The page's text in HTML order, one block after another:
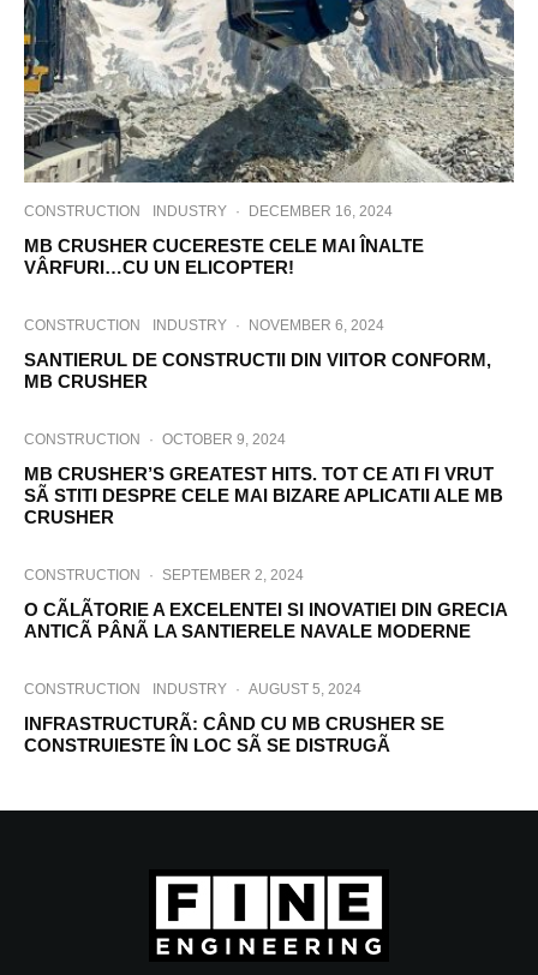
CONSTRUCTION INDUSTRY · DECEMBER 16, 2024
MB CRUSHER CUCERESTE CELE MAI ÎNALTE
VÂRFURI…CU UN ELICOPTER!
CONSTRUCTION INDUSTRY · NOVEMBER 6, 2024
SANTIERUL DE CONSTRUCTII DIN VIITOR CONFORM,
MB CRUSHER
CONSTRUCTION · OCTOBER 9, 2024
MB CRUSHER’S GREATEST HITS. TOT CE ATI FI VRUT
SÃ STITI DESPRE CELE MAI BIZARE APLICATII ALE MB
CRUSHER
CONSTRUCTION · SEPTEMBER 2, 2024
O CÃLÃTORIE A EXCELENTEI SI INOVATIEI DIN GRECIA
ANTICÃ PÂNÃ LA SANTIERELE NAVALE MODERNE
CONSTRUCTION INDUSTRY · AUGUST 5, 2024
INFRASTRUCTURÃ: CÂND CU MB CRUSHER SE
CONSTRUIESTE ÎN LOC SÃ SE DISTRUGÃ